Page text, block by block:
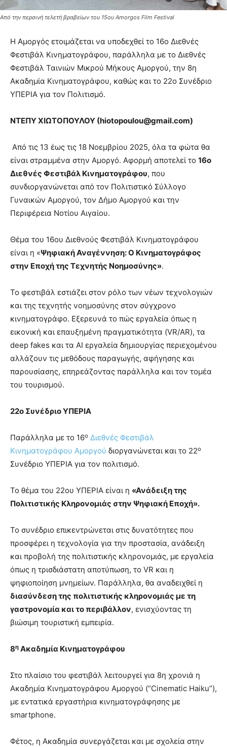
Από την περσινή τελετή βραβείων του 15ου Amorgos Film Festival
Η Αμοργός ετοιμάζεται να υποδεχθεί το 16ο Διεθνές
Φεστιβάλ Κινηματογράφου, παράλληλα με το Διεθνές
Φεστιβάλ Ταινιών Μικρού Μήκους Αμοργού, την 8η
Ακαδημία Κινηματογράφου, καθώς και το 22ο Συνέδριο
ΥΠΕΡΙΑ για τον Πολιτισμό.
ΝΤΕΠΥ ΧΙΩΤΟΠΟΥΛΟΥ (hiotopoulou@gmail.com)
Από τις 13 έως τις 18 Νοεμβρίου 2025, όλα τα φώτα θα
είναι στραμμένα στην Αμοργό. Αφορμή αποτελεί το 16ο
Διεθνές Φεστιβάλ Κινηματογράφου, που
συνδιοργανώνεται από τον Πολιτιστικό Σύλλογο
Γυναικών Αμοργού, τον Δήμο Αμοργού και την
Περιφέρεια Νοτίου Αιγαίου.
Θέμα του 16ου Διεθνούς Φεστιβάλ Κινηματογράφου
είναι η «Ψηφιακή Αναγέννηση: Ο Κινηματογράφος
στην Εποχή της Τεχνητής Νοημοσύνης».
Το φεστιβάλ εστιάζει στον ρόλο των νέων τεχνολογιών
και της τεχνητής νοημοσύνης στον σύγχρονο
κινηματογράφο. Εξερευνά το πώς εργαλεία όπως η
εικονική και επαυξημένη πραγματικότητα (VR/AR), τα
deep fakes και τα AI εργαλεία δημιουργίας περιεχομένου
αλλάζουν τις μεθόδους παραγωγής, αφήγησης και
παρουσίασης, επηρεάζοντας παράλληλα και τον τομέα
του τουρισμού.
22ο Συνέδριο ΥΠΕΡΙΑ
Παράλληλα με το 16ο Διεθνές Φεστιβάλ
Κινηματογράφου Αμοργού διοργανώνεται και το 22ο
Συνέδριο ΥΠΕΡΙΑ για τον πολιτισμό.
Το θέμα του 22ου ΥΠΕΡΙΑ είναι η «Ανάδειξη της
Πολιτιστικής Κληρονομιάς στην Ψηφιακή Εποχή».
Το συνέδριο επικεντρώνεται στις δυνατότητες που
προσφέρει η τεχνολογία για την προστασία, ανάδειξη
και προβολή της πολιτιστικής κληρονομιάς, με εργαλεία
όπως η τρισδιάστατη αποτύπωση, το VR και η
ψηφιοποίηση μνημείων. Παράλληλα, θα αναδειχθεί η
διασύνδεση της πολιτιστικής κληρονομιάς με τη
γαστρονομία και το περιβάλλον, ενισχύοντας τη
βιώσιμη τουριστική εμπειρία.
8η Ακαδημία Κινηματογράφου
Στο πλαίσιο του φεστιβάλ λειτουργεί για 8η χρονιά η
Ακαδημία Κινηματογράφου Αμοργού (“Cinematic Haiku”),
με εντατικά εργαστήρια κινηματογράφησης με
smartphone.
Φέτος, η Ακαδημία συνεργάζεται και με σχολεία στην